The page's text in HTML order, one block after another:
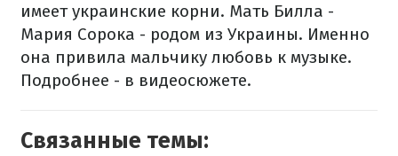
имеет украинские корни. Мать Билла -
Мария Сорока - родом из Украины. Именно
она привила мальчику любовь к музыке.
Подробнее - в видеосюжете.
Связанные темы: